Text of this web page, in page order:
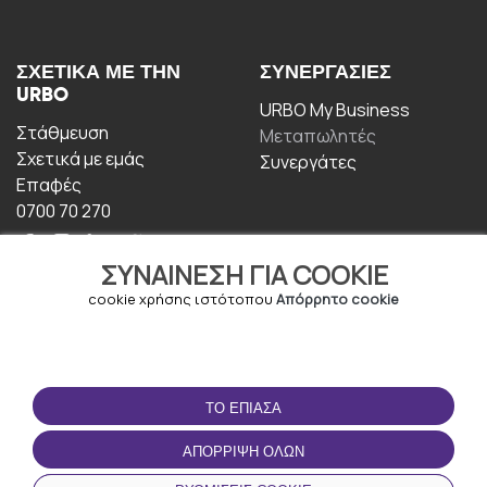
ΣΥΝΑΊΝΕΣΗ ΓΙΑ COOKIE
cookie χρήσης ιστότοπου Απόρρητο cookie
ΤΟ ΈΠΙΑΣΑ
ΑΠΌΡΡΙΨΗ ΌΛΩΝ
ΣΧΕΤΙΚΆ ΜΕ ΤΗΝ
URBO
Στάθμευση
Σχετικά με εμάς
Επαφές
0700 70 270
ΣΥΝΕΡΓΑΣΊΕΣ
URBO My Business
Μεταπωλητές
Συνεργάτες
ΟΡΟΙ ΧΡΉΣΗΣ
Οροι και Προϋποθέσεις
Πολιτική απορρήτου
ΚΑΤΕΒΆΣΤΕ ΤΗΝ
ΕΦΑΡΜΟΓΉ